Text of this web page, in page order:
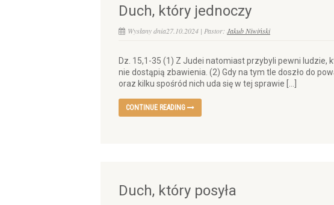
Duch, który jednoczy
Wysłany dnia27.10.2024 | Pastor: Jakub Niwiński
Dz. 15,1-35 (1) Z Judei natomiast przybyli pewni
nie dostąpią zbawienia. (2) Gdy na tym tle doszło do
oraz kilku spośród nich uda się w tej sprawie […]
CONTINUE READING
Duch, który posyła